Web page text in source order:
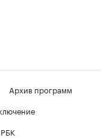
Архив программ